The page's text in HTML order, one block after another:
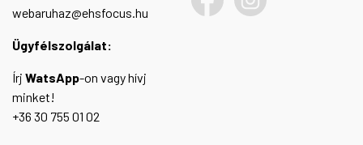
webaruhaz@ehsfocus.hu
Ügyfélszolgálat:
Írj WatsApp-on vagy hívj
minket!
+36 30 755 01 02